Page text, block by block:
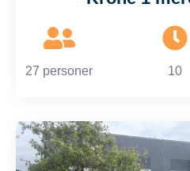
27 personer 10